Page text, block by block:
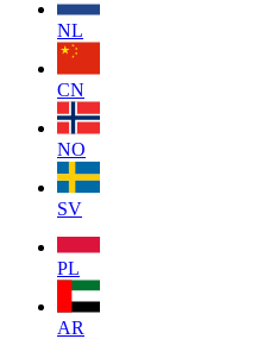
NL
CN
NO
SV
PL
AR